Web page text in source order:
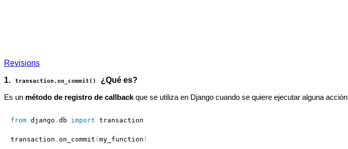
Revisions
1.
transaction.on_commit()
¿Qué es?
Es un método de registro de callback que se utiliza en Django cuando se quiere ejecutar alguna acción
from django . db import transaction
transaction . on_commit ( my_function )